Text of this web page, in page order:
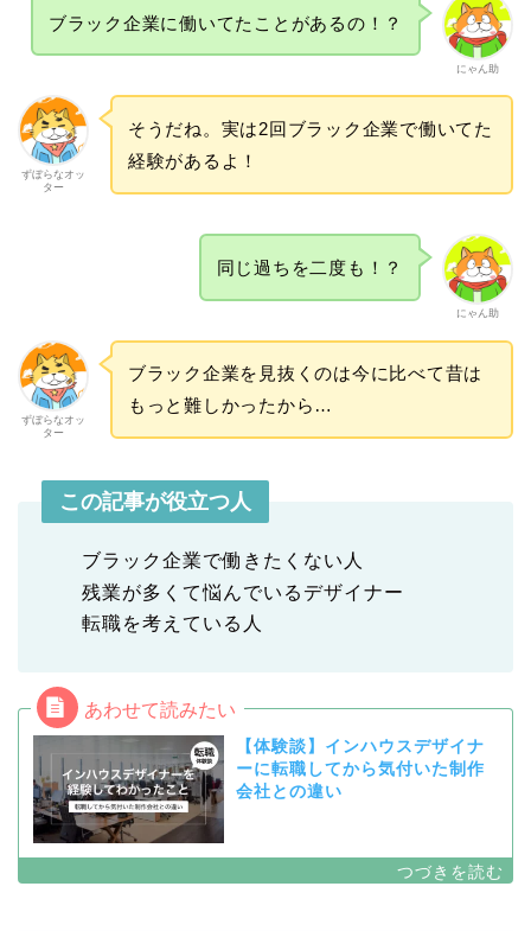
にゃん助
ブラック企業に働いてたことがあるの！？
ずぼらなオッ
ター
そうだね。実は2回ブラック企業で働いてた
経験があるよ！
にゃん助
同じ過ちを二度も！？
ずぼらなオッ
ター
ブラック企業を見抜くのは今に比べて昔は
もっと難しかったから…
この記事が役立つ人
ブラック企業で働きたくない人
残業が多くて悩んでいるデザイナー
転職を考えている人
【体験談】インハウスデザイナ
ーに転職してから気付いた制作
会社との違い